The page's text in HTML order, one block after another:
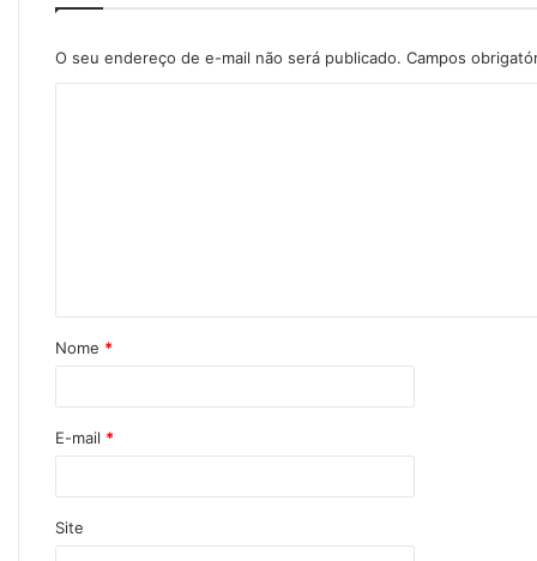
O seu endereço de e-mail não será publicado. Campos
Nome *
E-mail *
Site